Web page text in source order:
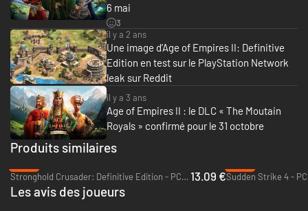
Tupis: maîtres de la jungle brésilienne, les Tupis déploient l'archer
Bois noir, une unité à distance qui se forme par paires, ainsi que le
guerrier Ibirapema, un fantassin lourd capable d'infliger de puissants
dégâts de zone.
6 mai
3
il y a 2 ans
Une image d’Age of Empires II: Definitive
Edition en test sur le PlayStation Network
leak sur Reddit
il y a 3 ans
Age of Empires II : le DLC « The Moutain
Royals » confirmé pour le 31 octobre
Produits similaires
Stronghold Crusader: Definitive Edition - PC (Steam) 13.09 €Sudden Strike 4 -
Les avis des joueurs